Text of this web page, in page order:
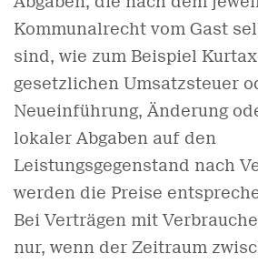
Kommunalrecht vom Gast
sind, wie zum Beispiel
gesetzlichen Umsatzsteuer
Neueinführung, Änderung
lokaler Abgaben auf den
Leistungsgegenstand nach
werden die Preise
Bei Verträgen mit
nur, wenn der Zeitraum